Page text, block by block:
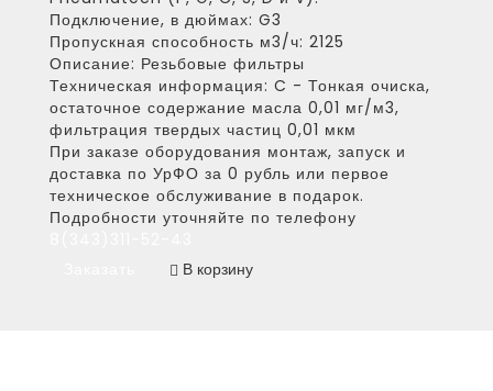
Подключение, в дюймах: G3
Пропускная способность м3/ч: 2125
Описание: Резьбовые фильтры
Техническая информация: C - Тонкая очиска,
остаточное содержание масла 0,01 мг/м3,
фильтрация твердых частиц 0,01 мкм
При заказе оборудования монтаж, запуск и
доставка по УрФО за 0 рубль или первое
техническое обслуживание в подарок.
Подробности уточняйте по телефону
В корзину